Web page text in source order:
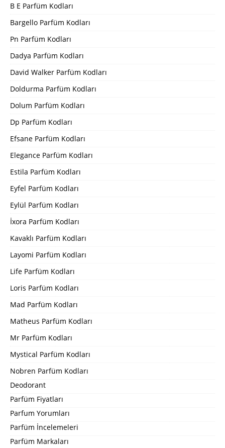
B E Parfüm Kodları
Bargello Parfüm Kodları
Pn Parfüm Kodları
Dadya Parfüm Kodları
David Walker Parfüm Kodları
Doldurma Parfüm Kodları
Dolum Parfüm Kodları
Dp Parfüm Kodları
Efsane Parfüm Kodları
Elegance Parfüm Kodları
Estila Parfüm Kodları
Eyfel Parfüm Kodları
Eylül Parfüm Kodları
İxora Parfüm Kodları
Kavaklı Parfüm Kodları
Layomi Parfüm Kodları
Life Parfüm Kodları
Loris Parfüm Kodları
Mad Parfüm Kodları
Matheus Parfüm Kodları
Mr Parfüm Kodları
Mystical Parfüm Kodları
Nobren Parfüm Kodları
Deodorant
Parfüm Fiyatları
Parfum Yorumları
Parfüm İncelemeleri
Parfüm Markaları